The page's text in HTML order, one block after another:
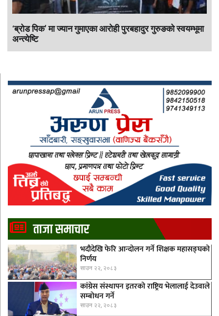
‘ब्रोड पिक’ मा ज्यान गुमाएका आराेही पुरबहादुर गुरुङको स्वयम्भूमा
अन्त्येष्टि
ताजा समाचार
भदौदेखि फेरि आन्दोलन गर्ने शिक्षक महासङ्घको
निर्णय
साउन २२, २०८३
कांग्रेस संस्थापन इतरको राष्ट्रिय भेलालाई देउवाले
सम्बोधन गर्ने
साउन २२, २०८३